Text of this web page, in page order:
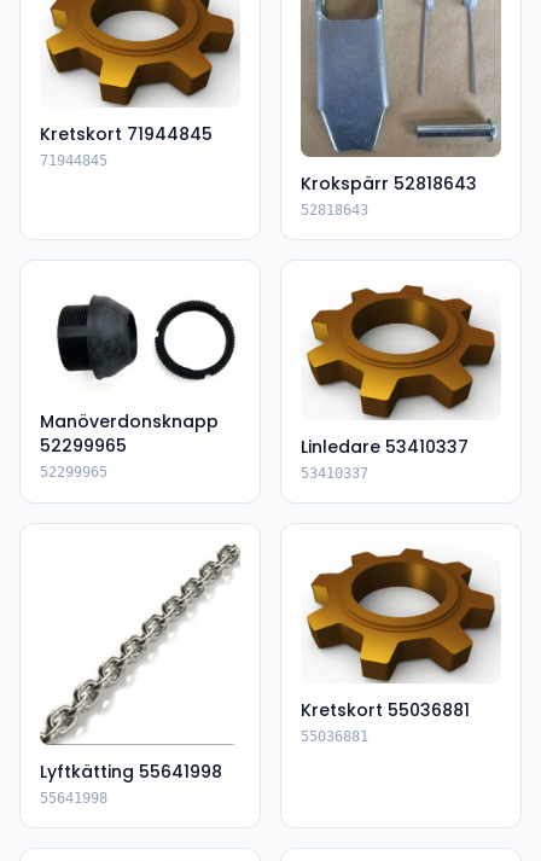
Kretskort 71944845
71944845
Krokspärr 52818643
52818643
Manöverdonsknapp
52299965
52299965
Linledare 53410337
53410337
Lyftkätting 55641998
55641998
Kretskort 55036881
55036881